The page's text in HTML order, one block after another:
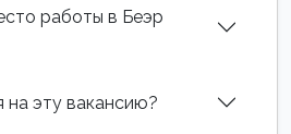
работы в Беэр
на эту вакансию?